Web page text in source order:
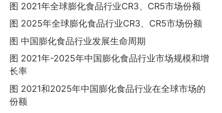
图 2021年全球膨化食品行业CR3、CR5市场份额
图 2025年全球膨化食品行业CR3、CR5市场份额
图 中国膨化食品行业发展生命周期
图 2021年-2025年中国膨化食品行业市场规模和增
长率
图 2021和2025年中国膨化食品行业在全球市场的
份额